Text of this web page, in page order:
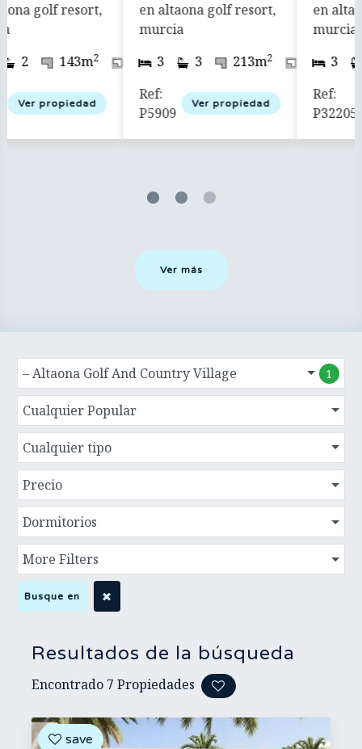
525m2
en altaona golf resort,
3
3 119m 358m2
Ref:
P32205
Ver propiedad
de una sola planta en
4 3 231m
Ref:
P32210
Ver propiedad
Ver más
– Altaona Golf And Country Village 1
Cualquier Popular
Cualquier tipo
Precio
Dormitorios
More Filters
Busque en
Resultados de la búsqueda
Encontrado 7 Propiedades